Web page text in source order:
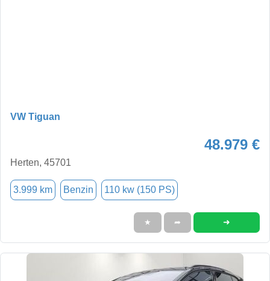
VW Tiguan
48.979 €
Herten, 45701
3.999 km Benzin 110 kw (150 PS)
★ ➦ ➜